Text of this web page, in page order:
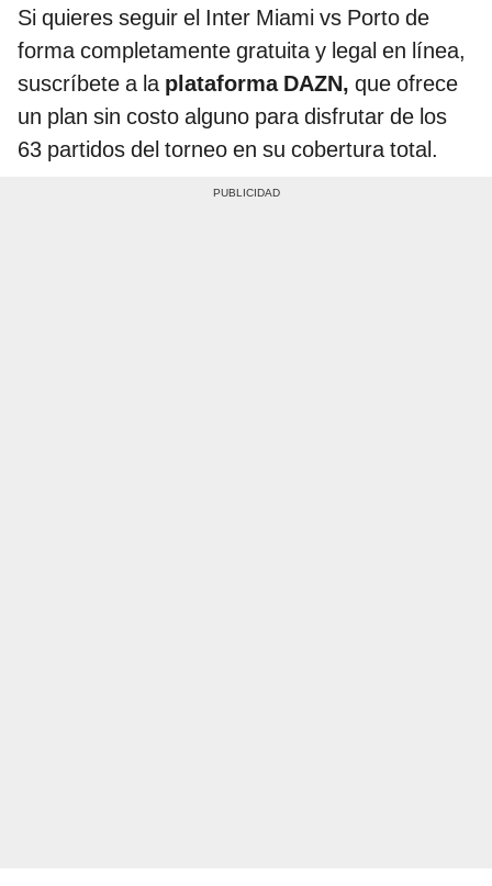
Si quieres seguir el Inter Miami vs Porto de
forma completamente gratuita y legal en línea,
suscríbete a la plataforma DAZN, que ofrece
un plan sin costo alguno para disfrutar de los
63 partidos del torneo en su cobertura total.